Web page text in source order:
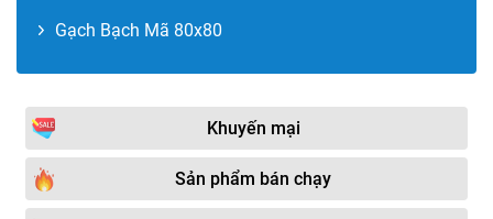
Gạch Bạch Mã 80x80
Khuyến mại
Sản phẩm bán chạy